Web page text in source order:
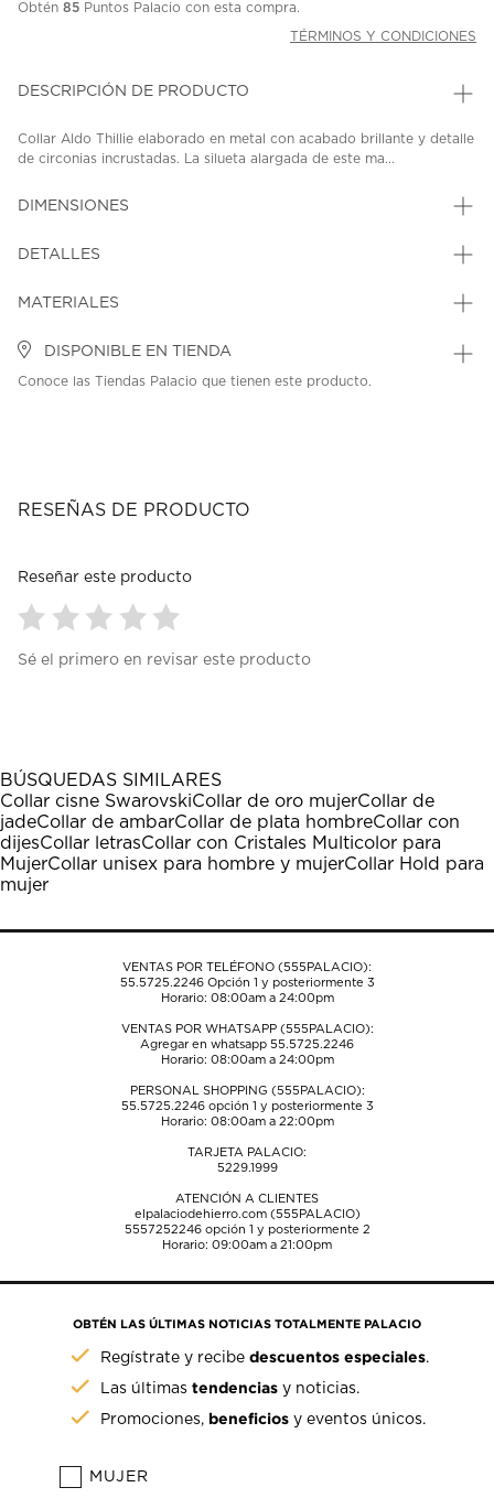
Obtén 85 Puntos Palacio con esta compra.
TÉRMINOS Y CONDICIONES
DESCRIPCIÓN DE PRODUCTO
Collar Aldo Thillie elaborado en metal con acabado brillante y detalle
de circonias incrustadas. La silueta alargada de este ma...
DIMENSIONES
DETALLES
MATERIALES
DISPONIBLE EN TIENDA
Conoce las Tiendas Palacio que tienen este producto.
RESEÑAS DE PRODUCTO
Reseñar este producto
para
1
estrella
Esta
acción
abrirá
el
formulario
envío.
para
estrellas.
Esta
acción
abrirá
el
envío.
para
estrellas.
Esta
acción
abrirá
el
envío.
para
estrellas.
Esta
acción
abrirá
el
envío.
para
estrellas.
Esta
acción
abrirá
el
envío.
Sé el primero en revisar este producto
BÚSQUEDAS SIMILARES
Collar cisne SwarovskiCollar de oro mujerCollar de
jadeCollar de ambarCollar de plata hombreCollar con
dijesCollar letrasCollar con Cristales Multicolor para
MujerCollar unisex para hombre y mujerCollar Hold para
mujer
VENTAS POR TELÉFONO (555PALACIO):
55.5725.2246Opción 1 y posteriormente 3
Horario: 08:00am a 24:00pm
VENTAS POR WHATSAPP (555PALACIO):
Agregar en whatsapp 55.5725.2246
Horario: 08:00am a 24:00pm
PERSONAL SHOPPING (555PALACIO):
55.5725.2246opción 1 y posteriormente 3
Horario: 08:00am a 22:00pm
TARJETA PALACIO:
5229.1999
ATENCIÓN A CLIENTES
elpalaciodehierro.com (555PALACIO)
5557252246opción 1 y posteriormente 2
Horario: 09:00am a 21:00pm
OBTÉN LAS ÚLTIMAS NOTICIAS TOTALMENTE PALACIO
Regístrate y recibedescuentos especiales.
Las últimastendencias y noticias.
Promociones, beneficios y eventos únicos.
MUJER